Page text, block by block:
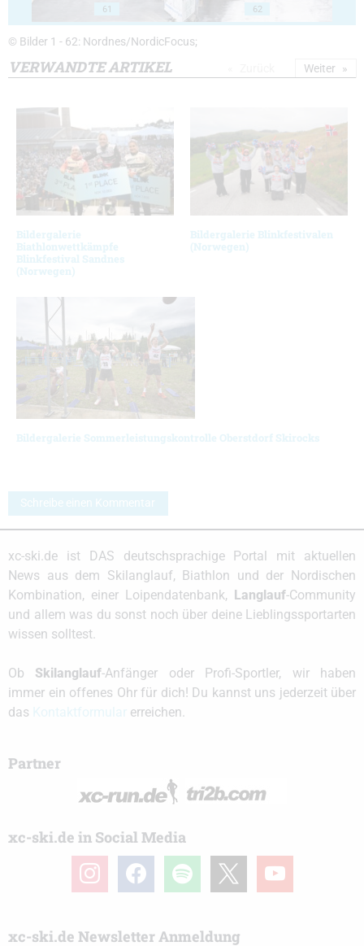
61 62
© Bilder 1 - 62: Nordnes/NordicFocus;
VERWANDTE ARTIKEL
Bildergalerie
Biathlonwettkämpfe
Blinkfestival Sandnes
(Norwegen)
Bildergalerie Blinkfestivalen
(Norwegen)
Bildergalerie Sommerleistungskontrolle Oberstdorf Skirocks
Weiter
Schreibe einen Kommentar
xc-ski.de ist DAS deutschsprachige Portal mit aktuellen
News aus dem Skilanglauf, Biathlon und der Nordischen
Kombination, einer Loipendatenbank, Langlauf-Community
und allem was du sonst noch über deine Lieblingssportarten
wissen solltest.
Ob Skilanglauf-Anfänger oder Profi-Sportler, wir haben
immer ein offenes Ohr für dich! Du kannst uns jederzeit über
das
erreichen.
Partner
xc-ski.de in Social Media
instagramfacebook spotify youtube
xc-ski.de Newsletter Anmeldung